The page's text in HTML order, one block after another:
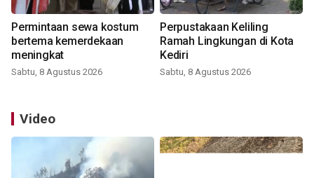
Permintaan sewa kostum
bertema kemerdekaan
meningkat
Sabtu, 8 Agustus 2026
Perpustakaan Keliling
Ramah Lingkungan di Kota
Kediri
Sabtu, 8 Agustus 2026
Video